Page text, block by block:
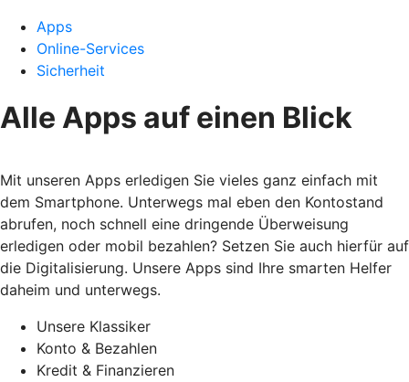
Apps
Online-Services
Sicherheit
Alle Apps auf einen Blick
Mit unseren Apps erledigen Sie vieles ganz einfach mit
dem Smartphone. Unterwegs mal eben den Kontostand
abrufen, noch schnell eine dringende Überweisung
erledigen oder mobil bezahlen? Setzen Sie auch hierfür auf
die Digitalisierung. Unsere Apps sind Ihre smarten Helfer
daheim und unterwegs.
Unsere Klassiker
Konto & Bezahlen
Kredit & Finanzieren